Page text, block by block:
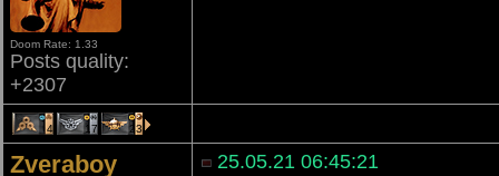
Doom Rate: 1.33
Posts quality:
+2307
4 17 23
Zveraboy 25.05.21 06:45:21